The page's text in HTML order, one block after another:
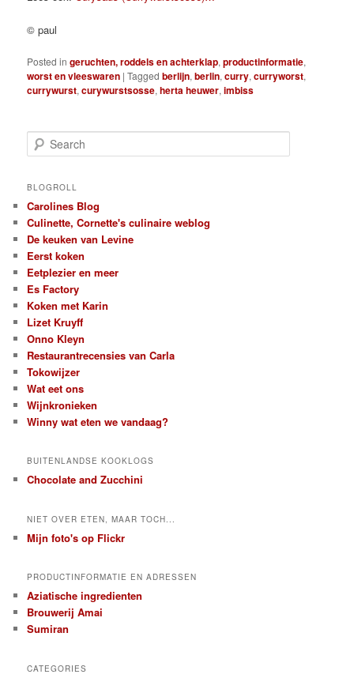
© paul
Posted in geruchten, roddels en achterklap,productinformatie,
worst en vleeswaren |Tagged berlijn,berlin,curry,curryworst,
currywurst,curywurstsosse,herta heuwer,imbiss
e
r
h
BLOGROLL
Carolines Blog
Culinette, Cornette's culinaire weblog
De keuken van Levine
Eerst koken
Eetplezier en meer
Es Factory
Koken met Karin
Lizet Kruyff
Onno Kleyn
Restaurantrecensies van Carla
Tokowijzer
Wat eet ons
Wijnkronieken
Winny wat eten we vandaag?
BUITENLANDSE KOOKLOGS
Chocolate and Zucchini
NIET OVER ETEN, MAAR TOCH...
Mijn foto's op Flickr
PRODUCTINFORMATIE EN ADRESSEN
Aziatische ingredienten
Brouwerij Amai
Sumiran
CATEGORIES